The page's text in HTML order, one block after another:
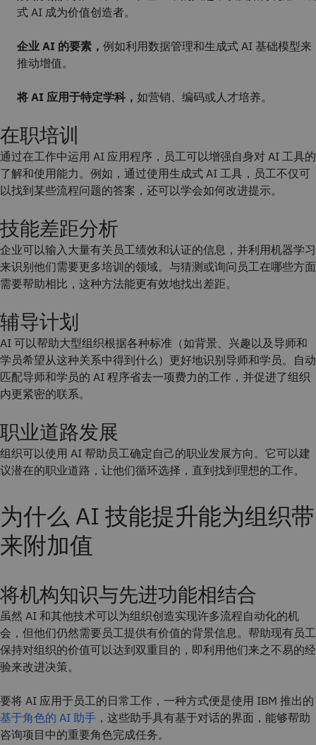
式 AI 成为价值创造者。
企业 AI 的要素， 例如利用数据管理和生成式 AI 基础模型来
推动增值。
将 AI 应用于特定学科， 如营销、编码或人才培养。
在职培训
通过在工作中运用 AI 应用程序，员工可以增强自身对 AI 工具的
了解和使用能力。例如，通过使用生成式 AI 工具，员工不仅可
以找到某些流程问题的答案，还可以学会如何改进提示。
技能差距分析
企业可以输入大量有关员工绩效和认证的信息，并利用机器学习
来识别他们需要更多培训的领域。与猜测或询问员工在哪些方面
需要帮助相比，这种方法能更有效地找出差距。
辅导计划
AI 可以帮助大型组织根据各种标准（如背景、兴趣以及导师和
学员希望从这种关系中得到什么）更好地识别导师和学员。自动
匹配导师和学员的 AI 程序省去一项费力的工作，并促进了组织
内更紧密的联系。
职业道路发展
组织可以使用 AI 帮助员工确定自己的职业发展方向。它可以建
议潜在的职业道路，让他们循环选择，直到找到理想的工作。
为什么 AI 技能提升能为组织带
来附加值
将机构知识与先进功能相结合
虽然 AI 和其他技术可以为组织创造实现许多流程自动化的机
会，但他们仍然需要员工提供有价值的背景信息。帮助现有员工
保持对组织的价值可以达到双重目的，即利用他们来之不易的经
验来改进决策。
要将 AI 应用于员工的日常工作，一种方式便是使用 IBM 推出的
基于角色的 AI 助手 ，这些助手具有基于对话的界面，能够帮助
咨询项目中的重要角色完成任务。